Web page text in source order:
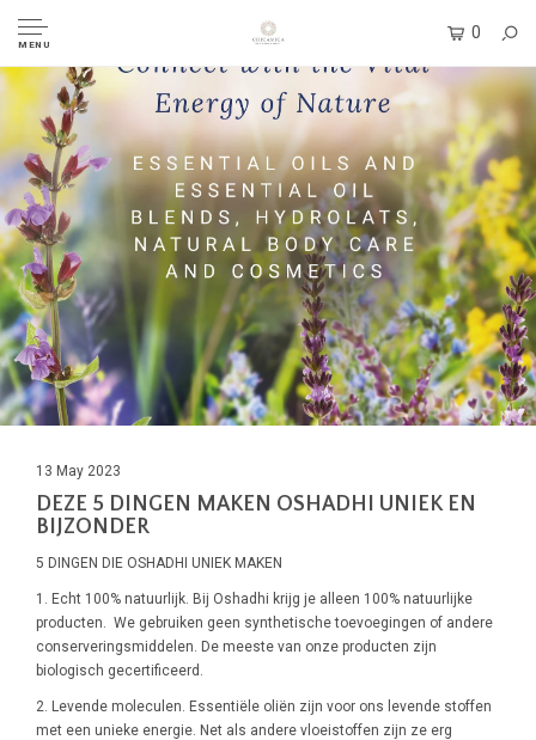
MENU
0
13 May 2023
DEZE 5 DINGEN MAKEN OSHADHI UNIEK EN
BIJZONDER
5 DINGEN DIE OSHADHI UNIEK MAKEN
1. Echt 100% natuurlijk. Bij Oshadhi krijg je alleen 100% natuurlijke
producten. We gebruiken geen synthetische toevoegingen of andere
conserveringsmiddelen. De meeste van onze producten zijn
biologisch gecertificeerd.
2. Levende moleculen. Essentiële oliën zijn voor ons levende stoffen
met een unieke energie. Net als andere vloeistoffen zijn ze erg